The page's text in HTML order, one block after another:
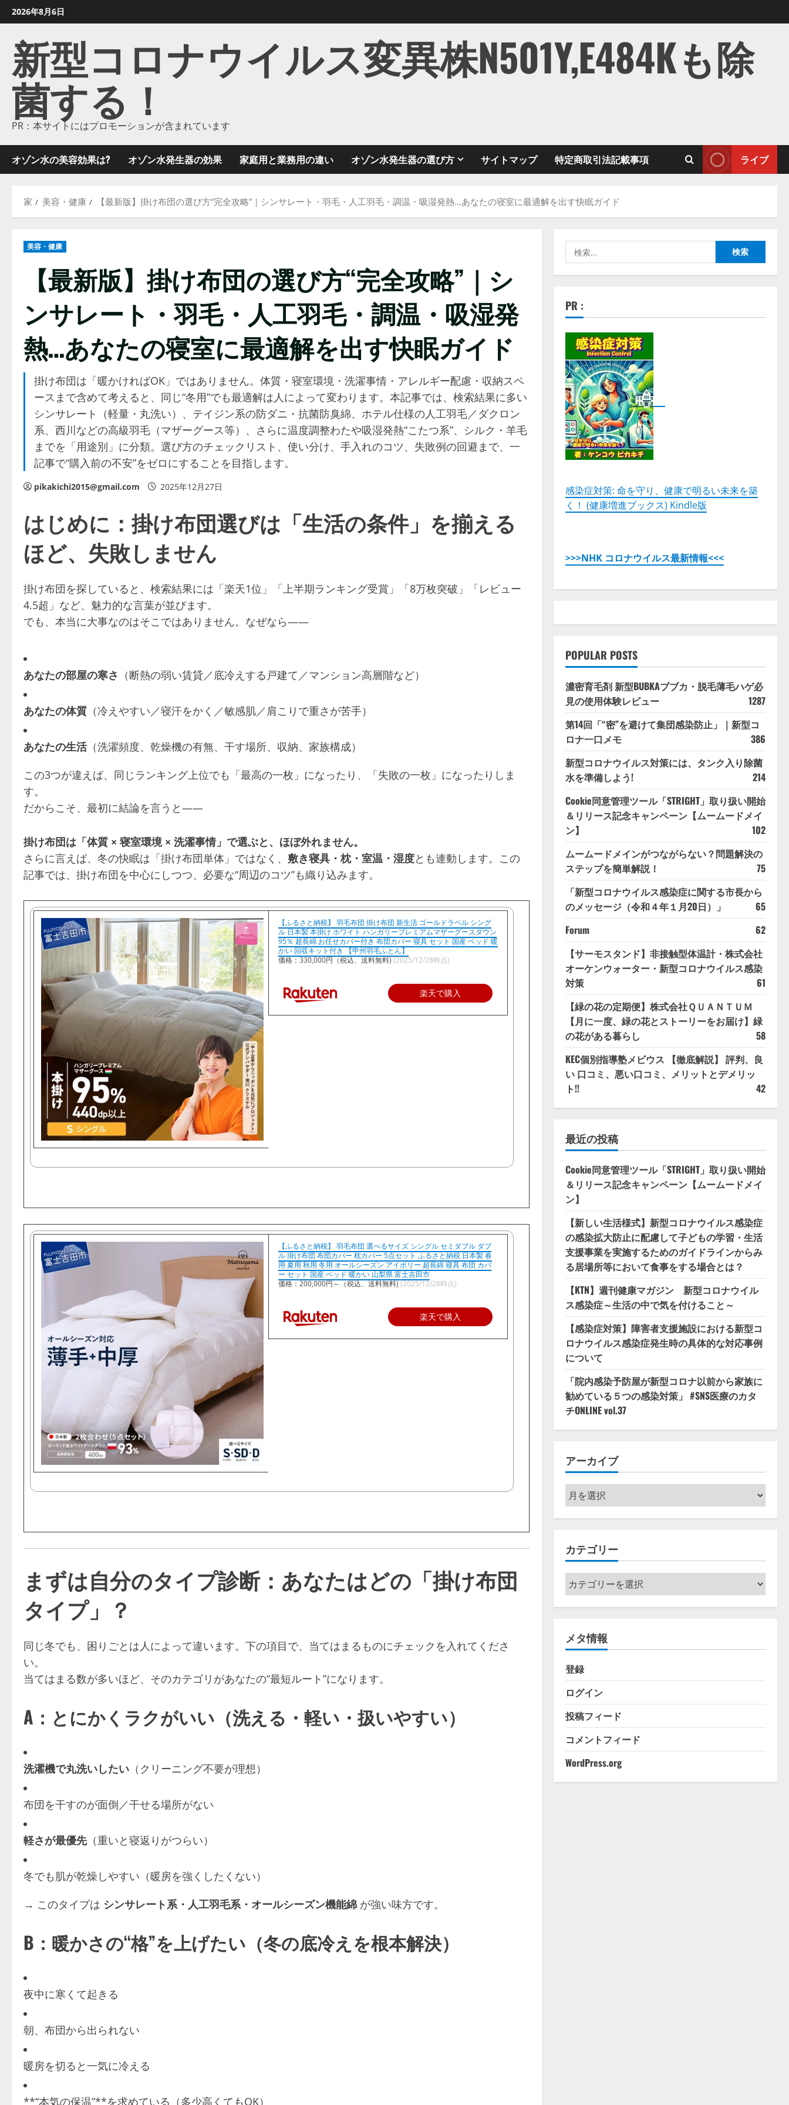
ン
2026年8月6日
新型コロナウイルス変異株N501Y,E484Kも除
菌する！
PR：本サイトにはプロモーションが含まれています
オゾン水の美容効果は? オゾン水発生器の効果 家庭用と業務用の違い オゾン水発生器の選び方 サイトマップ 特定商取引法記載事項 ライブ
家 美容・健康 【最新版】掛け布団の選び方“完全攻略”｜シンサレート・羽毛・人工羽毛・調温・吸湿発熱…あなたの寝室に最適解を出す快眠ガイド
美容・健康
【最新版】掛け布団の選び方“完全攻略”｜シ
ンサレート・羽毛・人工羽毛・調温・吸湿発
熱…あなたの寝室に最適解を出す快眠ガイド
掛け布団は「暖かければOK」ではありません。体質・寝室環境・洗濯事情・アレルギー配慮・収納スペ
ースまで含めて考えると、同じ“冬用”でも最適解は人によって変わります。本記事では、検索結果に多い
シンサレート（軽量・丸洗い）、テイジン系の防ダニ・抗菌防臭綿、ホテル仕様の人工羽毛／ダクロン
系、西川などの高級羽毛（マザーグース等）、さらに温度調整わたや吸湿発熱“こたつ系”、シルク・羊毛
までを「用途別」に分類。選び方のチェックリスト、使い分け、手入れのコツ、失敗例の回避まで、一
記事で“購入前の不安”をゼロにすることを目指します。
pikakichi2015@gmail.com 2025年12月27日
はじめに：掛け布団選びは「生活の条件」を揃える
ほど、失敗しません
掛け布団を探していると、検索結果には「楽天1位」「上半期ランキング受賞」「8万枚突破」「レビュー
4.5超」など、魅力的な言葉が並びます。
でも、本当に大事なのはそこではありません。なぜなら——
あなたの部屋の寒さ （断熱の弱い賃貸／底冷えする戸建て／マンション高層階など）
あなたの体質 （冷えやすい／寝汗をかく／敏感肌／肩こりで重さが苦手）
あなたの生活（洗濯頻度、乾燥機の有無、干す場所、収納、家族構成）
この3つが違えば、同じランキング上位でも「最高の一枚」になったり、「失敗の一枚」になったりしま
す。
だからこそ、最初に結論を言うと——
掛け布団は「体質 × 寝室環境 × 洗濯事情」で選ぶと、ほぼ外れません。
さらに言えば、冬の快眠は「掛け布団単体」ではなく、 敷き寝具・枕・室温・湿度とも連動します。この
記事では、掛け布団を中心にしつつ、必要な“周辺のコツ”も織り込みます。
【ふるさと納税】 羽毛布団 掛け布団 新生活 ゴールドラベル シング
ル 日本製 本掛け ホワイト ハンガリープレミアムマザーグースダウン
95％ 超長綿 お任せカバー付き 布団カバー 寝具 セット 国産 ベッド 暖
かい 回収キット付き 【甲州羽毛ふとん】
価格：330,000円（税込、送料無料)(2025/12/28時点)
楽天で購入
【ふるさと納税】 羽毛布団 選べるサイズ シングル セミダブル ダブ
ル 掛け布団 布団カバー 枕カバー 5点セット ふるさと納税 日本製 春
用 夏用 秋用 冬用 オールシーズン アイボリー 超長綿 寝具 布団 カバ
ー セット 国産 ベッド 暖かい 山梨県 富士吉田市
価格：200,000円～（税込、送料無料)(2025/12/28時点)
楽天で購入
まずは自分のタイプ診断：あなたはどの「掛け布団
タイプ」？
同じ冬でも、困りごとは人によって違います。下の項目で、当てはまるものにチェックを入れてくださ
い。
当てはまる数が多いほど、そのカテゴリがあなたの“最短ルート”になります。
A：とにかくラクがいい（洗える・軽い・扱いやすい）
洗濯機で丸洗いしたい （クリーニング不要が理想）
布団を干すのが面倒／干せる場所がない
軽さが最優先（重いと寝返りがつらい）
冬でも肌が乾燥しやすい（暖房を強くしたくない）
→ このタイプは シンサレート系・人工羽毛系・オールシーズン機能綿 が強い味方です。
B：暖かさの“格”を上げたい（冬の底冷えを根本解決）
夜中に寒くて起きる
朝、布団から出られない
暖房を切ると一気に冷える
**“本気の保温”**を求めている（多少高くてもOK）
索:
PR :
感染症対策: 命を守り、健康で明るい未来を築
く！ (健康増進ブックス) Kindle版
>>>NHK コロナウイルス最新情報<<<
POPULAR POSTS
濃密育毛剤 新型BUBKAブブカ・脱毛薄毛ハゲ必
見の使用体験レビュー
1287
第14回「“密”を避けて集団感染防止」｜新型コ
ロナ一口メモ
386
新型コロナウイルス対策には、タンク入り除菌
水を準備しよう!
214
Cookie同意管理ツール「STRIGHT」取り扱い開始
＆リリース記念キャンペーン【ムームードメイ
ン】
102
ムームードメインがつながらない？問題解決の
ステップを簡単解説！
75
「新型コロナウイルス感染症に関する市長から
のメッセージ（令和４年１月20日）」
65
Forum
62
【サーモスタンド】非接触型体温計・株式会社
オーケンウォーター・新型コロナウイルス感染
対策
61
【緑の花の定期便】株式会社ＱＵＡＮＴＵＭ
【月に一度、緑の花とストーリーをお届け】緑
の花がある暮らし
58
KEC個別指導塾メビウス 【徹底解説】 評判、良
い 口コミ、悪い口コミ、メリットとデメリッ
ト!!
42
最近の投稿
Cookie同意管理ツール「STRIGHT」取り扱い開始
＆リリース記念キャンペーン【ムームードメイ
ン】
【新しい生活様式】新型コロナウイルス感染症
の感染拡大防止に配慮して子どもの学習・生活
支援事業を実施するためのガイドラインからみ
る居場所等において食事をする場合とは？
【KTN】週刊健康マガジン 新型コロナウイル
ス感染症～生活の中で気を付けること～
【感染症対策】障害者支援施設における新型コ
ロナウイルス感染症発生時の具体的な対応事例
について
「院内感染予防屋が新型コロナ以前から家族に
勧めている５つの感染対策」 #SNS医療のカタ
チONLINE vol.37
アーカイブ
ア
ー
カ
ブ
カテゴリー
カ
テ
ゴ
ー
メタ情報
登録
ログイン
投稿フィード
コメントフィード
WordPress.org